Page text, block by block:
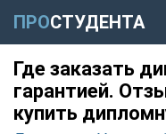
ПРОСТУДЕНТА
Где заказать
гарантией.
купить